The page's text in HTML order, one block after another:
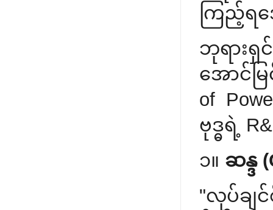
ကြည့်ရအ
ဘုရားရှ
အောင်မ
of
ဗုဒ္ဓရဲ့
၁။ ဆန္ဒ
"လုပ်ချင်